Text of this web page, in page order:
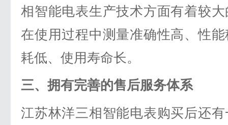
相智能电表生产技术方面有着较
在使用过程中测量准确性高、性
耗低、使用寿命长。
三、拥有完善的售后服务体系
江苏林洋三相智能电表购买后还